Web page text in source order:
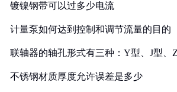
镀镍钢带可以过多少电流
计量泵如何达到控制和调节流量的目的
联轴器的轴孔形式有三种：Y型、J型、
不锈钢材质厚度允许误差是多少